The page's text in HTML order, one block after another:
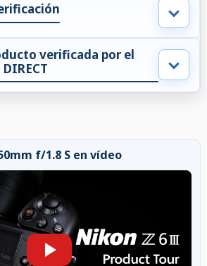
verificada por el
f/1.8 S en vídeo